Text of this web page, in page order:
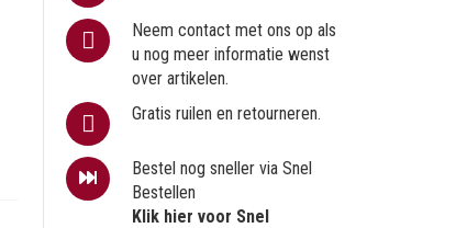
Neem contact met ons op als
u nog meer informatie wenst
over artikelen.
Gratis ruilen en retourneren.
Bestel nog sneller via Snel
Bestellen
Klik hier voor Snel